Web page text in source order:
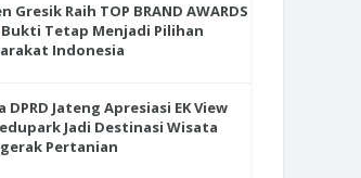
Gresik Raih TOP BRAND AWARDS
Bukti Tetap Menjadi Pilihan
Indonesia
DPRD Jateng Apresiasi EK View
Jadi Destinasi Wisata
Pertanian